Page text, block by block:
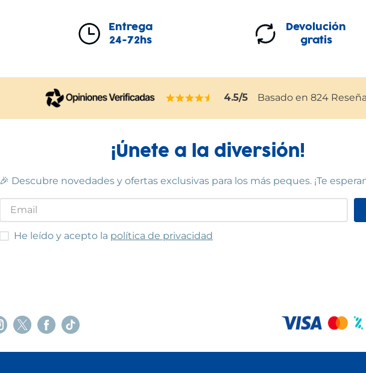
Entrega
24-72hs
Devolución
gratis
4.5/5 Basado en 824
¡Únete a la diversión!
🎉 Descubre novedades y ofertas exclusivas para los más peques. ¡Te
He leído y acepto las condiciones
He leído y acepto la política de privacidad